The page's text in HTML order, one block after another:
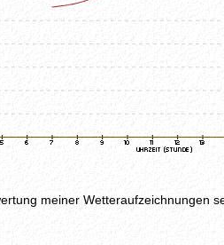
meiner Wetteraufzeichnungen